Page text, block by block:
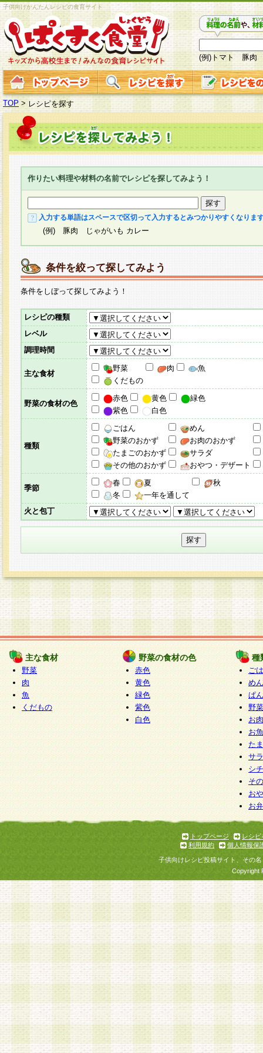
子供向けかんたんレシピの食育サイト
(例)トマト 豚肉
TOP > レシピを探す
作りたい料理や材料の名前でレシピを探してみよう！
入力する単語はスペースで区切って入力するとみつかりやすくなりま
(例) 豚肉 じゃがいも カレー
条件を絞って探してみよう
条件をしぼって探してみよう！
レシピの種類
レベル
調理時間
主な食材
野菜 肉
魚
くだもの
野菜の食材の色
赤色 黄色
緑色
紫色
白色
種類
ごはん
めん
野菜のおかず
お肉のおかず
たまごのおかず
サラダ
その他のおかず
おやつ・デザート
季節
春 夏
秋
冬
一年を通して
火と包丁
主な食材
野菜
肉
魚
くだもの
野菜の食材の色
赤色
黄色
緑色
紫色
白色
種
ご
めん
ぱん
野
お
お
た
サ
シ
そ
お
お
トップページ
レシピ
利用規約
個人情報保
子供向けレシピ投稿サイト、その
Copyright